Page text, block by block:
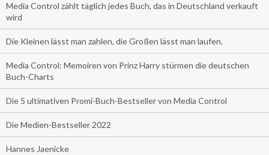
Media Control zählt täglich jedes Buch, das in Deutschland verkauft
wird
Die Kleinen lässt man zahlen, die Großen lässt man laufen.
Media Control: Memoiren von Prinz Harry stürmen die deutschen
Buch-Charts
Die 5 ultimativen Promi-Buch-Bestseller von Media Control
Die Medien-Bestseller 2022
Hannes Jaenicke